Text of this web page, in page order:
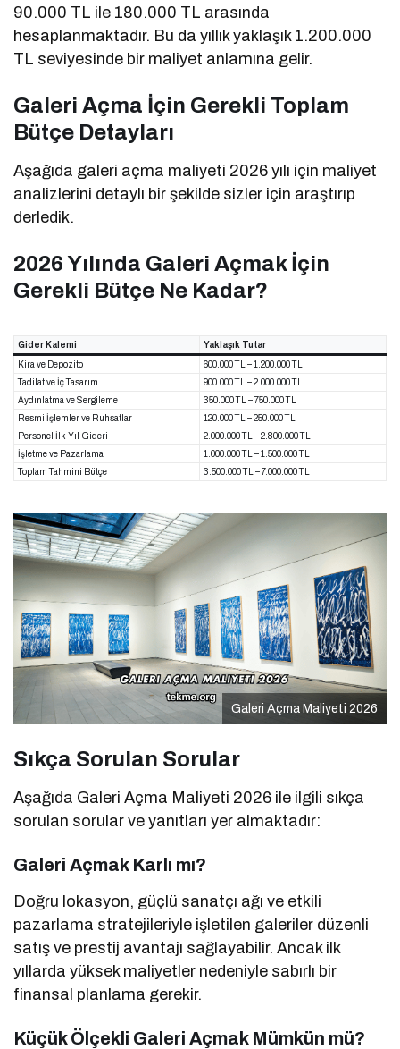
90.000 TL ile 180.000 TL arasında
hesaplanmaktadır. Bu da yıllık yaklaşık 1.200.000
TL seviyesinde bir maliyet anlamına gelir.
Galeri Açma İçin Gerekli Toplam
Bütçe Detayları
Aşağıda galeri açma maliyeti 2026 yılı için maliyet
analizlerini detaylı bir şekilde sizler için araştırıp
derledik.
2026 Yılında Galeri Açmak İçin
Gerekli Bütçe Ne Kadar?
Gider Kalemi
Yaklaşık Tutar
Kira ve Depozito
600.000 TL – 1.200.000 TL
Tadilat ve İç Tasarım
900.000 TL – 2.000.000 TL
Aydınlatma ve Sergileme
350.000 TL – 750.000 TL
Resmi İşlemler ve Ruhsatlar
120.000 TL – 250.000 TL
Personel İlk Yıl Gideri
2.000.000 TL – 2.800.000 TL
İşletme ve Pazarlama
1.000.000 TL – 1.500.000 TL
Toplam Tahmini Bütçe
3.500.000 TL – 7.000.000 TL
Galeri Açma Maliyeti 2026
Sıkça Sorulan Sorular
Aşağıda Galeri Açma Maliyeti 2026 ile ilgili sıkça
sorulan sorular ve yanıtları yer almaktadır:
Galeri Açmak Karlı mı?
Doğru lokasyon, güçlü sanatçı ağı ve etkili
pazarlama stratejileriyle işletilen galeriler düzenli
satış ve prestij avantajı sağlayabilir. Ancak ilk
yıllarda yüksek maliyetler nedeniyle sabırlı bir
finansal planlama gerekir.
Küçük Ölçekli Galeri Açmak Mümkün mü?